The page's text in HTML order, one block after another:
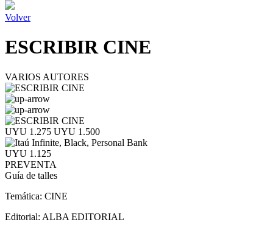
Volver
ESCRIBIR CINE
VARIOS AUTORES
UYU 1.275 UYU 1.500
UYU 1.125
PREVENTA
Guía de talles
Temática: CINE
Editorial: ALBA EDITORIAL